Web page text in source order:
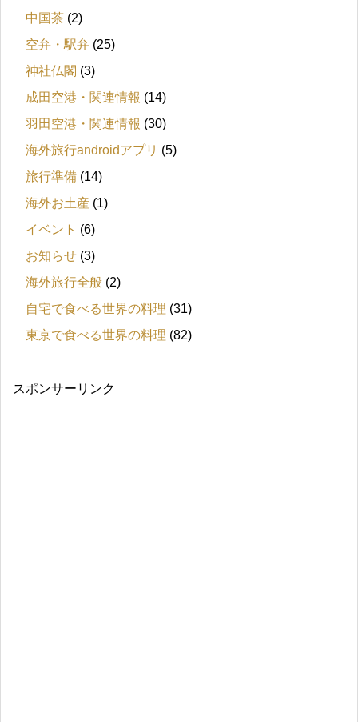
中国茶 (2)
空弁・駅弁 (25)
神社仏閣 (3)
成田空港・関連情報 (14)
羽田空港・関連情報 (30)
海外旅行androidアプリ (5)
旅行準備 (14)
海外お土産 (1)
イベント (6)
お知らせ (3)
海外旅行全般 (2)
自宅で食べる世界の料理 (31)
東京で食べる世界の料理 (82)
スポンサーリンク